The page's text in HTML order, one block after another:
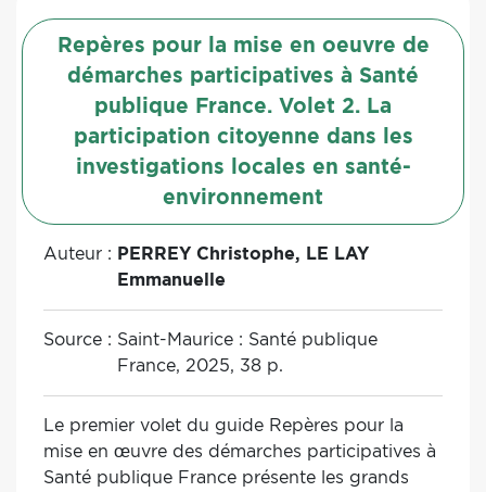
Repères pour la mise en oeuvre de
démarches participatives à Santé
publique France. Volet 2. La
participation citoyenne dans les
investigations locales en santé-
environnement
Auteur : PERREY Christophe, LE LAY
Emmanuelle
Source : Saint-Maurice : Santé publique
France, 2025, 38 p.
Le premier volet du guide Repères pour la
mise en œuvre des démarches participatives à
Santé publique France présente les grands